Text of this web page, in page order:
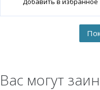
Вас могут